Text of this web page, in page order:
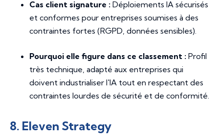
Cas client signature : Déploiements IA sécurisés
et conformes pour entreprises soumises à des
contraintes fortes (RGPD, données sensibles).
Pourquoi elle figure dans ce classement : Profil
très technique, adapté aux entreprises qui
doivent industrialiser l'IA tout en respectant des
contraintes lourdes de sécurité et de conformité.
8. Eleven Strategy